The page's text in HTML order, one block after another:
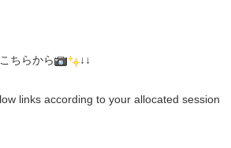
ちらから ↓↓
links according to your allocated session